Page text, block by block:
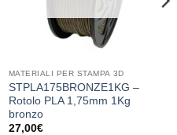
MATERIALI PER STAMPA 3D
STPLA175BRONZE1KG –
Rotolo PLA 1,75mm 1Kg
bronzo
27,00€